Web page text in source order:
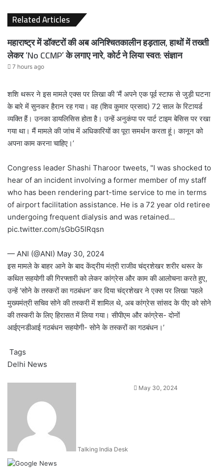
Related Articles
महाराष्ट्र में डॉक्टरों की अब अनिश्चितकालीन हड़ताल, हाथों में तख्ती
लेकर ‘No CCMP’ के लगाए नारे, कोर्ट ने लिया स्वत: संज्ञान
7 hours ago
शशि थरूर ने इस मामले एक्स पर लिखा की ‘मैं अपने एक पूर्व स्टाफ से जुड़ी घटना
के बारे में सुनकर हैरान रह गया। वह (शिव कुमार प्रसाद) 72 साल के रिटायर्ड
व्यक्ति हैं। उनका डायलिसिस होता है। उन्हें अनुकंपा पर पार्ट टाइम बेसिस पर रखा
गया था। मैं मामले की जांच में अधिकारियों का पूरा समर्थन करता हूं। कानून को
अपना काम करना चाहिए।’
Congress leader Shashi Tharoor tweets, "I was shocked to
hear of an incident involving a former member of my staff
who has been rendering part-time service to me in terms
of airport facilitation assistance. He is a 72 year old retiree
undergoing frequent dialysis and was retained…
pic.twitter.com/sGbG5IRqsn
— ANI (@ANI) May 30, 2024
इस मामले के बाहर आने के बाद केंद्रीय मंत्री राजीव चंद्रशेखर शरीर थरूर के
कथित सहयोगी की गिरफ्तारी को लेकर कांग्रेस और काम की आलोचना करते हुए,
उन्हें ‘सोने के तस्करों का गठबंधन’ कर दिया चंद्रशेखर ने एक्स पर लिखा ‘पहले
मुख्यमंत्री सचिव सोने की तस्करी में शामिल थे, अब कांग्रेस सांसद के पीए को सोने
की तस्करी के लिए हिरासत में लिया गया। सीपीएम और कांग्रेस- दोनों
आईएनडीआई गठबंधन सहयोगी- सोने के तस्करों का गठबंधन।’
Tags
Delhi News
Talking India Desk
SendMay 30, 2024